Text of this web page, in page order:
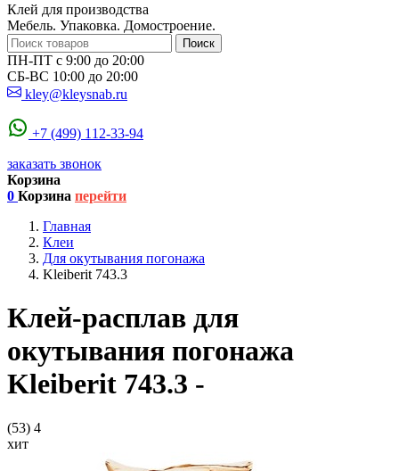
Клей для производства
Мебель. Упаковка. Домостроение.
Поиск
ПН-ПТ с 9:00 до 20:00
СБ-ВС 10:00 до 20:00
kley@kleysnab.ru
+7 (499) 112-33-94
заказать звонок
Корзина
0 Корзина перейти
Главная
Клеи
Для окутывания погонажа
Kleiberit 743.3
Клей-расплав для
окутывания погонажа
Kleiberit 743.3 -
(53) 4
хит